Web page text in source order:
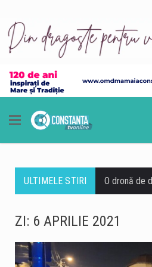
ULTIMELE STIRI
ZI: 6 APRILIE 2021